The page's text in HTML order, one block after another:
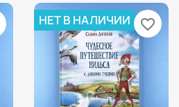
НЕТ В НАЛИЧИИ favorite_border